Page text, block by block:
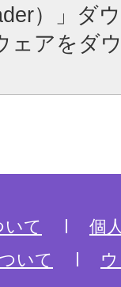
）」ダ
ェアをダ
て
個
いて